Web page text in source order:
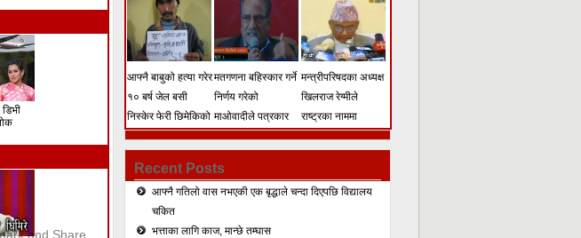
आफ्नै बाबुको हत्या गरेर
१० बर्ष जेल बसी
निस्केर फेरी छिमेकिको
मतगणना बहिस्कार गर्ने
निर्णय गरेको
माओवादीले पत्रकार
मन्त्रीपरिषदका अध्यक्ष
खिलराज रेग्मीले
राष्ट्रका नाममा
Recent Posts
आफ्नै गतिलो वास नभएकी एक बृद्धाले चन्दा दिएपछि विद्यालय
चकित
भत्ताका लागि काज, मान्छे तम्घास